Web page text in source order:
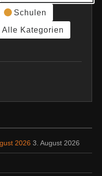
Schulen
Alle Kategorien
2026 3. August 2026